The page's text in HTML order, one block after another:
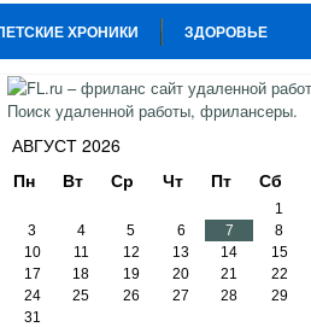
ХРОНИКИ ЗДОРОВЬЕ
СПОРТ ТВИТТЕР
АВГУСТ 2026
Пн
Вт Ср Чт Пт Сб
1
3
4 5 6 7 8
10
11 12 13 14 15
17
18 19 20 21 22
24
25 26 27 28 29
31